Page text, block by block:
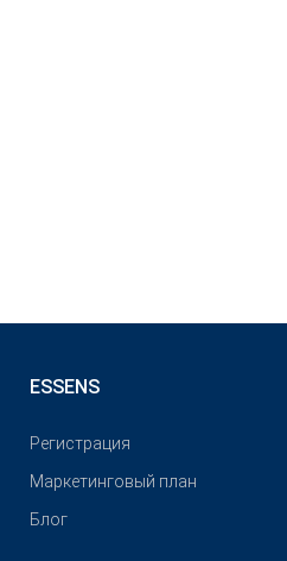
ESSENS
Pегистрация
Маркетинговый план
Блог